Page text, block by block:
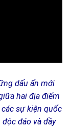
dấu ấn mới
hai địa điểm
sự kiện quốc
đáo và đầy